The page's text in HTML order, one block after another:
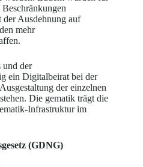
der Ausdehnung auf
mehr
und der
ein Digitalbeirat bei der
der einzelnen
Die gematik trägt die
Infrastruktur im
(GDNG)